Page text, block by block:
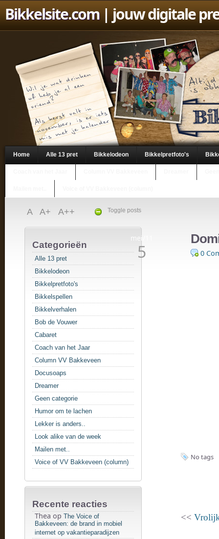
Bikkelsite.com| jouw digitale
Home Alle 13 pret Bikkelodeon Bikkelpretfoto's
Toggle posts
A A+ A++
Categorieën
Alle 13 pret
Bikkelodeon
Bikkelpretfoto's
Bikkelspellen
Bikkelverhalen
Bob de Vouwer
Cabaret
Coach van het Jaar
Column VV Bakkeveen
Docusoaps
Dreamer
Geen categorie
Humor om te lachen
Lekker is anders..
Look alike van de week
Mailen met..
Voice of VV Bakkeveen (column)
Recente reacties
Thea op The Voice of
Bakkeveen: de brand in mobiel
internet op vakantieparadijzen
mei/11
5 0
No tags
<<